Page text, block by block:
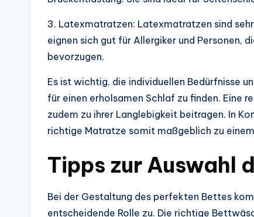
3. Latexmatratzen: Latexmatratzen sind
eignen sich gut für Allergiker und Personen,
bevorzugen.
Es ist wichtig, die individuellen Bedürfnisse
für einen erholsamen Schlaf zu finden. Eine
zudem zu ihrer Langlebigkeit beitragen. In
richtige Matratze somit maßgeblich zu
Tipps zur Auswahl
Bei der Gestaltung des perfekten Bettes
entscheidende Rolle zu. Die richtige